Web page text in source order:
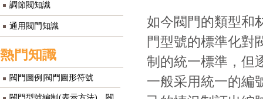
調節閥知識
通用閥門知識
熱門知識
閥門圖例|閥門圖形符號
如今閥門的類型和
門型號的標準化對
制的統一標準，但
一般采用統一的編